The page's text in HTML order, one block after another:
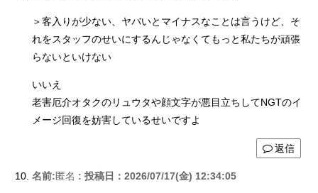
＞客入りが少ない、ヤバいとマイナスなことは言うけど、そ
れをスタッフのせいにするんじゃなくてもっと私たちが頑張
らないといけない
いいえ
老害厄介オタクのリュウタや顔文字が悪目立ちしてNGTのイ
メージ回復を妨害しているせいですよ
返信
名前:匿名 : 投稿日：2026/07/17(金) 12:34:05